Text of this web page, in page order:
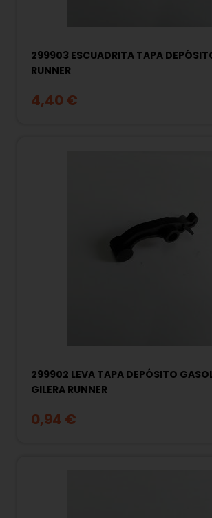
299903 ESCUADRITA TAPA
RUNNER
4,40 €
299902 LEVA TAPA DEPÓSITO
GILERA RUNNER
0,94 €